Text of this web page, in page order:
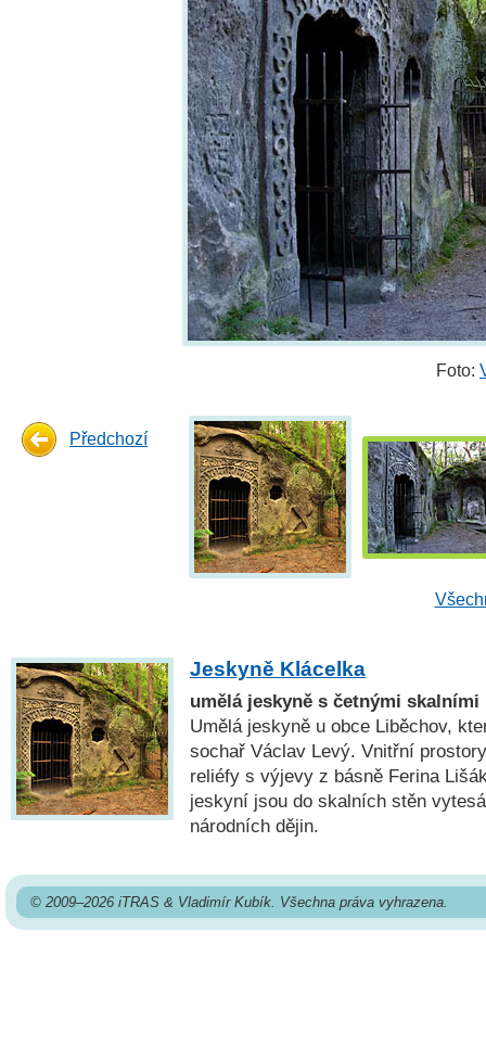
Foto:
Předchozí
Jeskyně Klácelka
umělá jeskyně s četnými
Umělá jeskyně u obce Liběchov,
sochař Václav Levý. Vnitřní
reliéfy s výjevy z básně Ferina
jeskyní jsou do skalních stěn
národních dějin.
© 2009–2026 iTRAS & Vladimír Kubík. Všechna práva vyhrazena.